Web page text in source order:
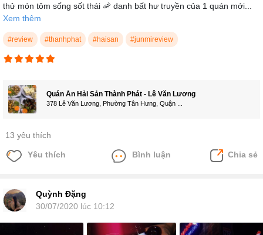
thử món tôm sống sốt thái 🦐 danh bất hư truyền của 1 quán mới...
Xem thêm
#review #thanhphat #haisan #junmireview
Quán Ăn Hải Sản Thành Phát - Lê Văn Lương
378 Lê Văn Lương, Phường Tân Hưng, Quận ...
13 yêu thích
Yêu thích Bình luận Chia sẻ
Quỳnh Đặng
30/07/2020 lúc 10:12